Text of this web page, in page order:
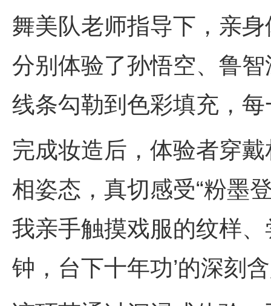
舞美队老师指导下，亲
分别体验了孙悟空、鲁
线条勾勒到色彩填充，
完成妆造后，体验者穿
相姿态，真切感受“粉墨
我亲手触摸戏服的纹样
钟，台下十年功’的深刻